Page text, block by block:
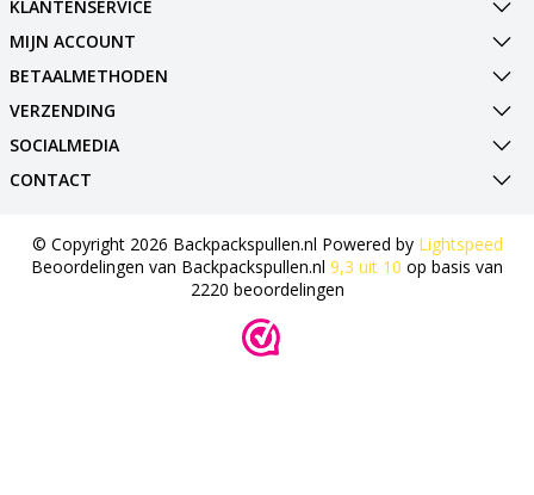
KLANTENSERVICE
MIJN ACCOUNT
BETAALMETHODEN
VERZENDING
SOCIALMEDIA
CONTACT
© Copyright 2026 Backpackspullen.nl Powered by Lightspeed
Beoordelingen van Backpackspullen.nl 9,3 uit 10 op basis van
2220 beoordelingen